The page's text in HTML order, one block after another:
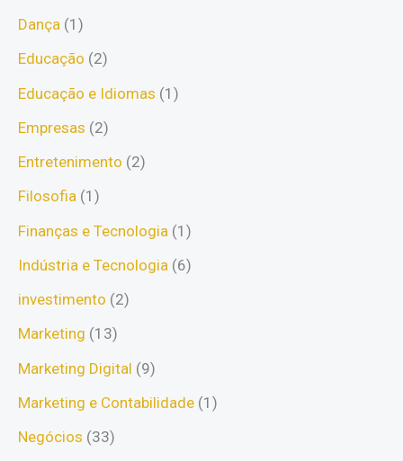
Dança (1)
Educação (2)
Educação e Idiomas (1)
Empresas (2)
Entretenimento (2)
Filosofia (1)
Finanças e Tecnologia (1)
Indústria e Tecnologia (6)
investimento (2)
Marketing (13)
Marketing Digital (9)
Marketing e Contabilidade (1)
Negócios (33)